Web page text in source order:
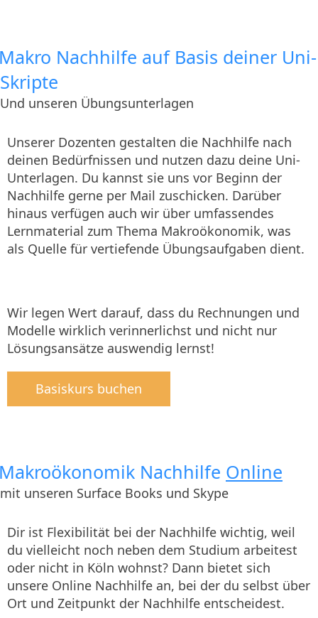
Nachhilfe auf Basis deiner Uni-
Skripte
Und unseren Übungsunterlagen
Unserer Dozenten gestalten die Nachhilfe nach
deinen Bedürfnissen und nutzen dazu deine Uni-
Unterlagen. Du kannst sie uns vor Beginn der
Nachhilfe gerne per Mail zuschicken. Darüber
hinaus verfügen auch wir über umfassendes
Lernmaterial zum Thema Makroökonomik, was
als Quelle für vertiefende Übungsaufgaben dient.
Wir legen Wert darauf, dass du Rechnungen und
Modelle wirklich verinnerlichst und nicht nur
Lösungsansätze auswendig lernst!
Basiskurs buchen
Nachhilfe Online
mit unseren Surface Books und Skype
Dir ist Flexibilität bei der Nachhilfe wichtig, weil
du vielleicht noch neben dem Studium arbeitest
oder nicht in Köln wohnst? Dann bietet sich
unsere Online Nachhilfe an, bei der du selbst über
Ort und Zeitpunkt der Nachhilfe entscheidest.